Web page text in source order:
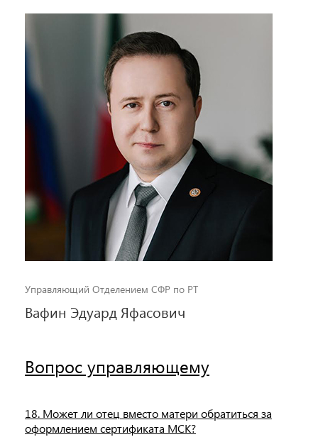
Управляющий Отделением СФР по РТ
Вафин Эдуард Яфасович
Вопрос управляющему
18. Может ли отец вместо матери обратиться за
оформлением сертификата МСК?